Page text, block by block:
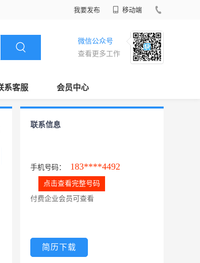
我要发布 移动端
微信公众号
查看更多工作
系客服 会员中心
联系信息
手机号码： 183****4492
点击查看完整号码
付费企业会员可查看
简历下载